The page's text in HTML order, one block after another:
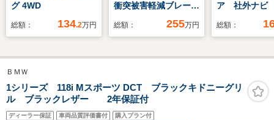
グ 4WD
総額： 134.2万円
衝突被害軽減ブレー
キ プロパイロット付
総額： 255万円
ア 社外ナビ
グ シートヒ
総額：
ＢＭＷ
1シリーズ 118i Mスポーツ DCT ブラックキドニーグリ
ル ブラックレザー 2年保証付
ディーラー保証 車両品質評価書付 購入プラン付